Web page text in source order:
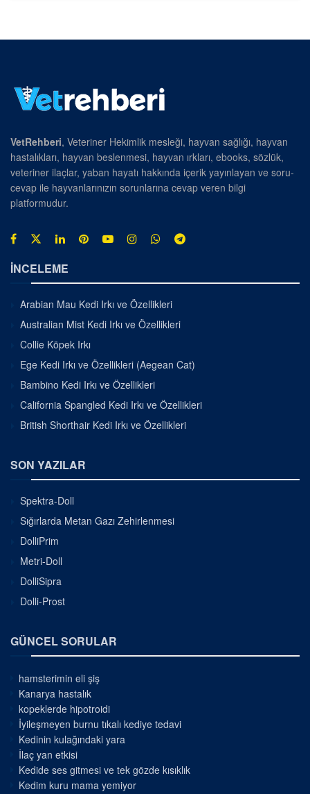
VetRehberi, Veteriner Hekimlik mesleği, hayvan sağlığı, hayvan
hastalıkları, hayvan beslenmesi, hayvan ırkları, ebooks, sözlük,
veteriner ilaçlar, yaban hayatı hakkında içerik yayınlayan ve soru-
cevap ile hayvanlarınızın sorunlarına cevap veren bilgi
platformudur.
İNCELEME
Arabian Mau Kedi Irkı ve Özellikleri
Australian Mist Kedi Irkı ve Özellikleri
Collie Köpek Irkı
Ege Kedi Irkı ve Özellikleri (Aegean Cat)
Bambino Kedi Irkı ve Özellikleri
California Spangled Kedi Irkı ve Özellikleri
British Shorthair Kedi Irkı ve Özellikleri
SON YAZILAR
Spektra-Doll
Sığırlarda Metan Gazı Zehirlenmesi
DolliPrim
Metri-Doll
DolliSipra
Dolli-Prost
GÜNCEL SORULAR
hamsterimin eli şiş
Kanarya hastalık
kopeklerde hipotroidi
İyileşmeyen burnu tıkalı kediye tedavi
Kedinin kulağındaki yara
İlaç yan etkisi
Kedide ses gitmesi ve tek gözde kısıklık
Kedim kuru mama yemiyor